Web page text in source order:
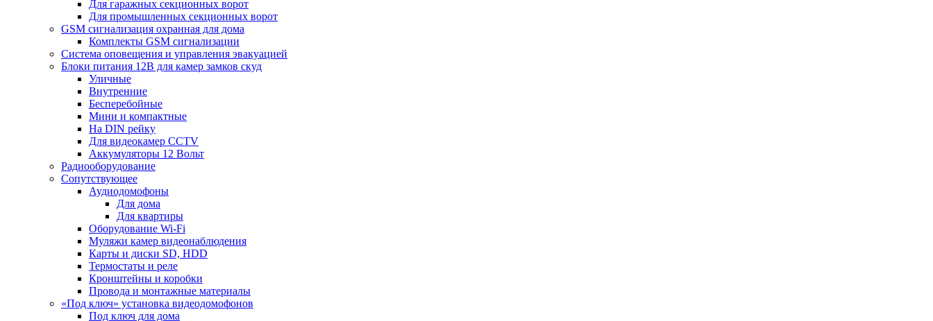
Для гаражных секционных ворот
Для промышленных секционных ворот
GSM сигнализация охранная для дома
Комплекты GSM сигнализации
Cистема оповещения и управления эвакуацией
Блоки питания 12В для камер замков скуд
Уличные
Внутренние
Бесперебойные
Мини и компактные
На DIN рейку
Для видеокамер CCTV
Аккумуляторы 12 Вольт
Радиооборудование
Сопутствующее
Аудиодомофоны
Для дома
Для квартиры
Оборудование Wi-Fi
Муляжи камер видеонаблюдения
Карты и диски SD, HDD
Термостаты и реле
Кронштейны и коробки
Провода и монтажные материалы
«Под ключ» установка видеодомофонов
Под ключ для дома